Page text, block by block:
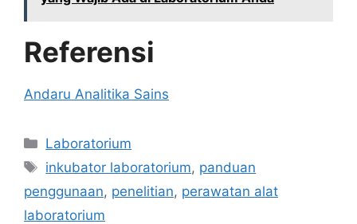
Referensi
Andaru Analitika Sains
Categories
Laboratorium
Tags
inkubator laboratorium, panduan
penggunaan, penelitian, perawatan alat
laboratorium